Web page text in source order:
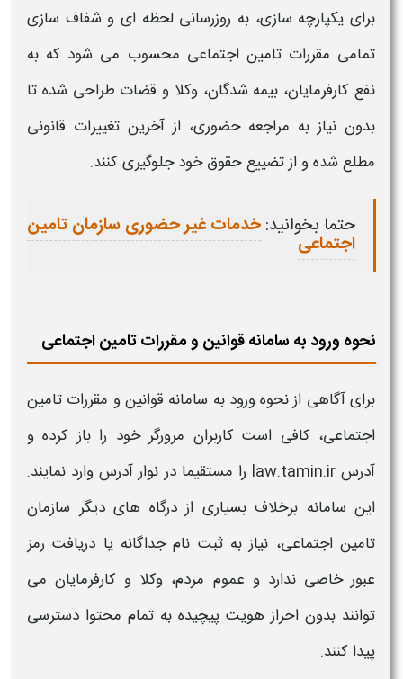
برای یکپارچه سازی، به روزرسانی لحظه ای و شفاف سازی
تمامی مقررات تامین اجتماعی محسوب می شود که به
نفع کارفرمایان، بیمه شدگان، وکلا و قضات طراحی شده تا
بدون نیاز به مراجعه حضوری، از آخرین تغییرات قانونی
مطلع شده و از تضییع حقوق خود جلوگیری کنند.
حتما بخوانید:خدمات غیر حضوری سازمان تامین
اجتماعی
نحوه ورود به سامانه قوانین و مقررات تامین اجتماعی
برای آگاهی از نحوه ورود به سامانه قوانین و مقررات تامین
اجتماعی، کافی است کاربران مرورگر خود را باز کرده و
آدرسlaw.tamin.ir را مستقیما در نوار آدرس وارد نمایند.
این سامانه برخلاف بسیاری از درگاه های دیگر سازمان
تامین اجتماعی، نیاز به ثبت نام جداگانه یا دریافت رمز
عبور خاصی ندارد و عموم مردم، وکلا و کارفرمایان می
توانند بدون احراز هویت پیچیده به تمام محتوا دسترسی
پیدا کنند.